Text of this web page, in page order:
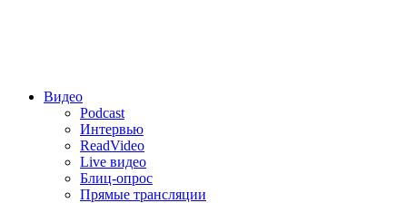
Видео
Podcast
Интервью
ReadVideo
Live видео
Блиц-опрос
Прямые трансляции